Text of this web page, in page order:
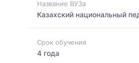
Название ВУЗа
Казахский национальный
Срок обучения
4 года